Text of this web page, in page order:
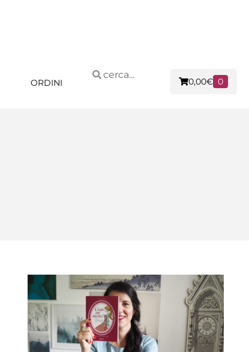
ORDINI 0,00€ 0